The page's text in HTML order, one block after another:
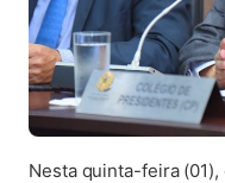
Nesta quinta-feira